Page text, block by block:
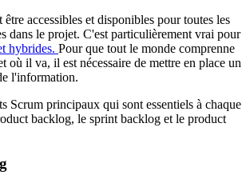
accessibles et disponibles pour toutes les
dans le projet. C'est particulièrement vrai pour
hybrides. Pour que tout le monde comprenne
où il va, il est nécessaire de mettre en place un
l'information.
Scrum principaux qui sont essentiels à chaque
backlog, le sprint backlog et le product